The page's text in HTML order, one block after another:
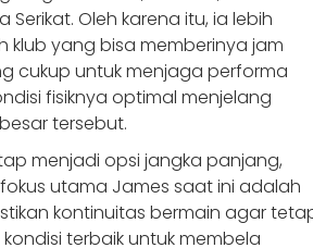
Serikat. Oleh karena itu, ia lebih
klub yang bisa memberinya jam
cukup untuk menjaga performa
fisiknya optimal menjelang
tersebut.
menjadi opsi jangka panjang,
utama James saat ini adalah
kontinuitas bermain agar
terbaik untuk membela